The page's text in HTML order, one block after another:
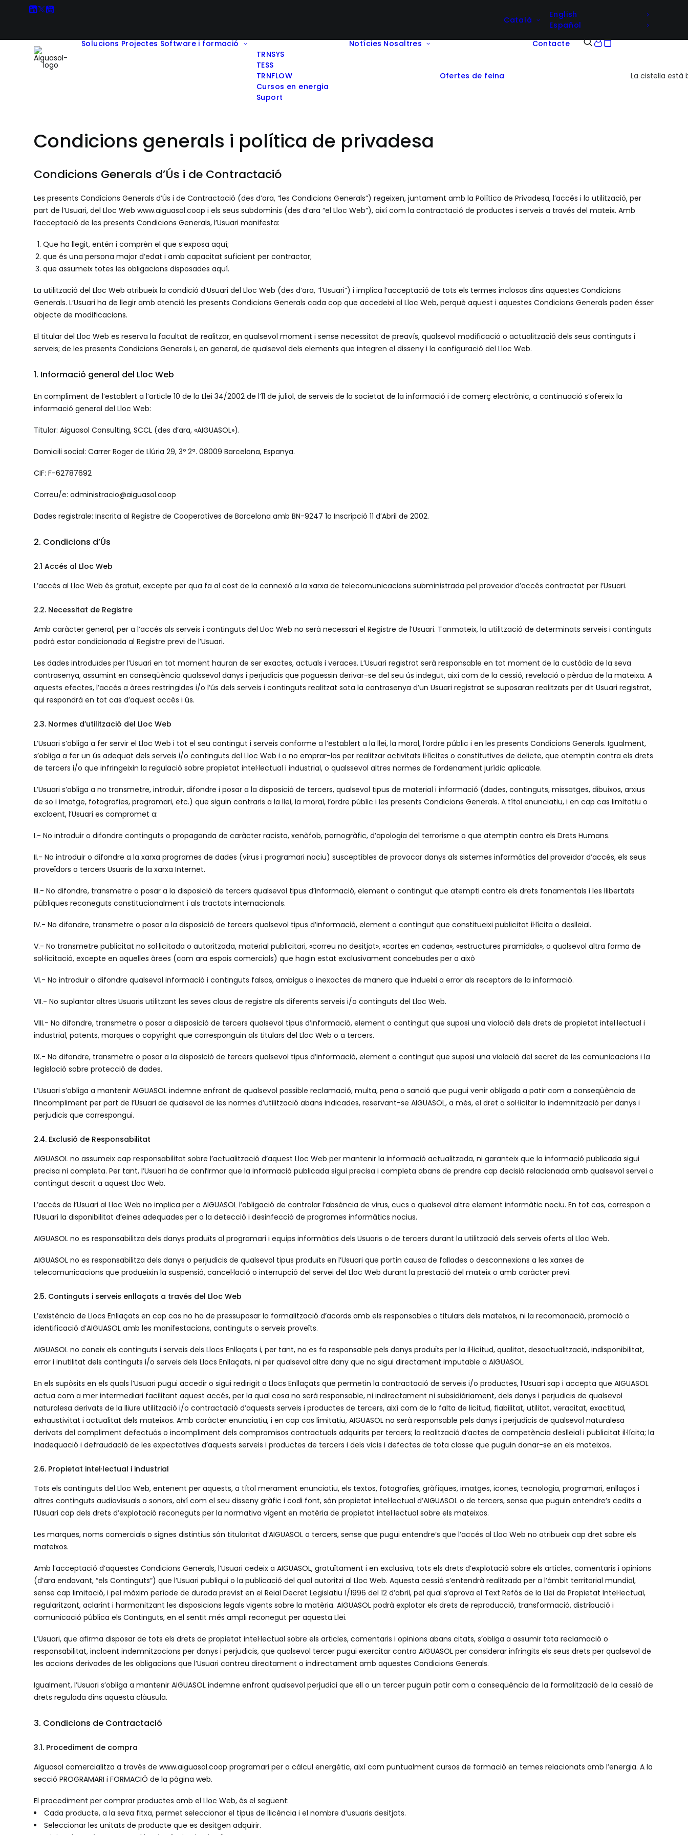
Català
English
Español
Solucions Projectes Software i formació
TRNSYS
TESS
TRNFLOW
Cursos en energia
Suport
Notícies Nosaltres
Ofertes de feina
Contacte
La cistella està
Condicions generals i política de privadesa
Condicions Generals d’Ús i de Contractació
Les presents Condicions Generals d’Ús i de Contractació (des d’ara, “les Condicions Generals”) regeixen, juntament amb la Política de Privadesa, l’accés i la utilització, per
part de l’Usuari, del Lloc Web www.aiguasol.coop i els seus subdominis (des d’ara “el Lloc Web”), així com la contractació de productes i serveis a través del mateix. Amb
l’acceptació de les presents Condicions Generals, l’Usuari manifesta:
Que ha llegit, entén i comprèn el que s’exposa aquí;
que és una persona major d’edat i amb capacitat suficient per contractar;
que assumeix totes les obligacions disposades aquí.
La utilització del Lloc Web atribueix la condició d’Usuari del Lloc Web (des d’ara, “l’Usuari”) i implica l’acceptació de tots els termes inclosos dins aquestes Condicions
Generals. L’Usuari ha de llegir amb atenció les presents Condicions Generals cada cop que accedeixi al Lloc Web, perquè aquest i aquestes Condicions Generals poden ésser
objecte de modificacions.
El titular del Lloc Web es reserva la facultat de realitzar, en qualsevol moment i sense necessitat de preavís, qualsevol modificació o actualització dels seus continguts i
serveis; de les presents Condicions Generals i, en general, de qualsevol dels elements que integren el disseny i la configuració del Lloc Web.
1. Informació general del Lloc Web
En compliment de l’establert a l’article 10 de la Llei 34/2002 de l’11 de juliol, de serveis de la societat de la informació i de comerç electrònic, a continuació s’ofereix la
informació general del Lloc Web:
Titular: Aiguasol Consulting, SCCL (des d’ara, «AIGUASOL»).
Domicili social: Carrer Roger de Llúria 29, 3º 2ª. 08009 Barcelona, Espanya.
CIF: F-62787692
Correu/e: administracio@aiguasol.coop
Dades registrale: Inscrita al Registre de Cooperatives de Barcelona amb BN-9247 1a Inscripció 11 d’Abril de 2002.
2. Condicions d’Ús
2.1 Accés al Lloc Web
L’accés al Lloc Web és gratuït, excepte per qua fa al cost de la connexió a la xarxa de telecomunicacions subministrada pel proveïdor d’accés contractat per l’Usuari.
2.2. Necessitat de Registre
Amb caràcter general, per a l’accés als serveis i continguts del Lloc Web no serà necessari el Registre de l’Usuari. Tanmateix, la utilització de determinats serveis i continguts
podrà estar condicionada al Registre previ de l’Usuari.
Les dades introduïdes per l’Usuari en tot moment hauran de ser exactes, actuals i veraces. L’Usuari registrat serà responsable en tot moment de la custòdia de la seva
contrasenya, assumint en conseqüència qualssevol danys i perjudicis que poguessin derivar-se del seu ús indegut, així com de la cessió, revelació o pèrdua de la mateixa. A
aquests efectes, l’accés a àrees restringides i/o l’ús dels serveis i continguts realitzat sota la contrasenya d’un Usuari registrat se suposaran realitzats per dit Usuari registrat,
qui respondrà en tot cas d’aquest accés i ús.
2.3. Normes d’utilització del Lloc Web
L’Usuari s’obliga a fer servir el Lloc Web i tot el seu contingut i serveis conforme a l’establert a la llei, la moral, l’ordre públic i en les presents Condicions Generals. Igualment,
s’obliga a fer un ús adequat dels serveis i/o continguts del Lloc Web i a no emprar-los per realitzar activitats il·lícites o constitutives de delicte, que atemptin contra els drets
de tercers i/o que infringeixin la regulació sobre propietat intel·lectual i industrial, o qualssevol altres normes de l’ordenament jurídic aplicable.
L’Usuari s’obliga a no transmetre, introduir, difondre i posar a la disposició de tercers, qualsevol tipus de material i informació (dades, continguts, missatges, dibuixos, arxius
de so i imatge, fotografies, programari, etc.) que siguin contraris a la llei, la moral, l’ordre públic i les presents Condicions Generals. A títol enunciatiu, i en cap cas limitatiu o
excloent, l’Usuari es compromet a:
I.- No introduir o difondre continguts o propaganda de caràcter racista, xenòfob, pornogràfic, d’apologia del terrorisme o que atemptin contra els Drets Humans.
II.- No introduir o difondre a la xarxa programes de dades (virus i programari nociu) susceptibles de provocar danys als sistemes informàtics del proveïdor d’accés, els seus
proveïdors o tercers Usuaris de la xarxa Internet.
III.- No difondre, transmetre o posar a la disposició de tercers qualsevol tipus d’informació, element o contingut que atempti contra els drets fonamentals i les llibertats
públiques reconeguts constitucionalment i als tractats internacionals.
IV.- No difondre, transmetre o posar a la disposició de tercers qualsevol tipus d’informació, element o contingut que constitueixi publicitat il·lícita o deslleial.
V.- No transmetre publicitat no sol·licitada o autoritzada, material publicitari, «correu no desitjat», «cartes en cadena», «estructures piramidals», o qualsevol altra forma de
sol·licitació, excepte en aquelles àrees (com ara espais comercials) que hagin estat exclusivament concebudes per a això
VI.- No introduir o difondre qualsevol informació i continguts falsos, ambigus o inexactes de manera que indueixi a error als receptors de la informació.
VII.- No suplantar altres Usuaris utilitzant les seves claus de registre als diferents serveis i/o continguts del Lloc Web.
VIII.- No difondre, transmetre o posar a disposició de tercers qualsevol tipus d’informació, element o contingut que suposi una violació dels drets de propietat intel·lectual i
industrial, patents, marques o copyright que corresponguin als titulars del Lloc Web o a tercers.
IX.- No difondre, transmetre o posar a la disposició de tercers qualsevol tipus d’informació, element o contingut que suposi una violació del secret de les comunicacions i la
legislació sobre protecció de dades.
L’Usuari s’obliga a mantenir AIGUASOL indemne enfront de qualsevol possible reclamació, multa, pena o sanció que pugui venir obligada a patir com a conseqüència de
l’incompliment per part de l’Usuari de qualsevol de les normes d’utilització abans indicades, reservant-se AIGUASOL, a més, el dret a sol·licitar la indemnització per danys i
perjudicis que correspongui.
2.4. Exclusió de Responsabilitat
AIGUASOL no assumeix cap responsabilitat sobre l’actualització d’aquest Lloc Web per mantenir la informació actualitzada, ni garanteix que la informació publicada sigui
precisa ni completa. Per tant, l’Usuari ha de confirmar que la informació publicada sigui precisa i completa abans de prendre cap decisió relacionada amb qualsevol servei o
contingut descrit a aquest Lloc Web.
L’accés de l’Usuari al Lloc Web no implica per a AIGUASOL l’obligació de controlar l’absència de virus, cucs o qualsevol altre element informàtic nociu. En tot cas, correspon a
l’Usuari la disponibilitat d’eines adequades per a la detecció i desinfecció de programes informàtics nocius.
AIGUASOL no es responsabilitza dels danys produïts al programari i equips informàtics dels Usuaris o de tercers durant la utilització dels serveis oferts al Lloc Web.
AIGUASOL no es responsabilitza dels danys o perjudicis de qualsevol tipus produïts en l’Usuari que portin causa de fallades o desconnexions a les xarxes de
telecomunicacions que produeixin la suspensió, cancel·lació o interrupció del servei del Lloc Web durant la prestació del mateix o amb caràcter previ.
2.5. Continguts i serveis enllaçats a través del Lloc Web
L’existència de Llocs Enllaçats en cap cas no ha de pressuposar la formalització d’acords amb els responsables o titulars dels mateixos, ni la recomanació, promoció o
identificació d’AIGUASOL amb les manifestacions, continguts o serveis proveïts.
AIGUASOL no coneix els continguts i serveis dels Llocs Enllaçats i, per tant, no es fa responsable pels danys produïts per la il·licitud, qualitat, desactualització, indisponibilitat,
error i inutilitat dels continguts i/o serveis dels Llocs Enllaçats, ni per qualsevol altre dany que no sigui directament imputable a AIGUASOL.
En els supòsits en els quals l’Usuari pugui accedir o sigui redirigit a Llocs Enllaçats que permetin la contractació de serveis i/o productes, l’Usuari sap i accepta que AIGUASOL
actua com a mer intermediari facilitant aquest accés, per la qual cosa no serà responsable, ni indirectament ni subsidiàriament, dels danys i perjudicis de qualsevol
naturalesa derivats de la lliure utilització i/o contractació d’aquests serveis i productes de tercers, així com de la falta de licitud, fiabilitat, utilitat, veracitat, exactitud,
exhaustivitat i actualitat dels mateixos. Amb caràcter enunciatiu, i en cap cas limitatiu, AIGUASOL no serà responsable pels danys i perjudicis de qualsevol naturalesa
derivats del compliment defectuós o incompliment dels compromisos contractuals adquirits per tercers; la realització d’actes de competència deslleial i publicitat il·lícita; la
inadequació i defraudació de les expectatives d’aquests serveis i productes de tercers i dels vicis i defectes de tota classe que puguin donar-se en els mateixos.
2.6. Propietat intel·lectual i industrial
Tots els continguts del Lloc Web, entenent per aquests, a títol merament enunciatiu, els textos, fotografies, gràfiques, imatges, icones, tecnologia, programari, enllaços i
altres continguts audiovisuals o sonors, així com el seu disseny gràfic i codi font, són propietat intel·lectual d’AIGUASOL o de tercers, sense que puguin entendre’s cedits a
l’Usuari cap dels drets d’explotació reconeguts per la normativa vigent en matèria de propietat intel·lectual sobre els mateixos.
Les marques, noms comercials o signes distintius són titularitat d’AIGUASOL o tercers, sense que pugui entendre’s que l’accés al Lloc Web no atribueix cap dret sobre els
mateixos.
Amb l’acceptació d’aquestes Condicions Generals, l’Usuari cedeix a AIGUASOL, gratuïtament i en exclusiva, tots els drets d’explotació sobre els articles, comentaris i opinions
(d’ara endavant, “els Continguts”) que l’Usuari publiqui o la publicació del qual autoritzi al Lloc Web. Aquesta cessió s’entendrà realitzada per a l’àmbit territorial mundial,
sense cap limitació, i pel màxim període de durada previst en el Reial Decret Legislatiu 1/1996 del 12 d’abril, pel qual s’aprova el Text Refós de la Llei de Propietat Intel·lectual,
regularitzant, aclarint i harmonitzant les disposicions legals vigents sobre la matèria. AIGUASOL podrà explotar els drets de reproducció, transformació, distribució i
comunicació pública els Continguts, en el sentit més ampli reconegut per aquesta Llei.
L’Usuari, que afirma disposar de tots els drets de propietat intel·lectual sobre els articles, comentaris i opinions abans citats, s’obliga a assumir tota reclamació o
responsabilitat, incloent indemnitzacions per danys i perjudicis, que qualsevol tercer pugui exercitar contra AIGUASOL per considerar infringits els seus drets per qualsevol de
les accions derivades de les obligacions que l’Usuari contreu directament o indirectament amb aquestes Condicions Generals.
Igualment, l’Usuari s’obliga a mantenir AIGUASOL indemne enfront qualsevol perjudici que ell o un tercer puguin patir com a conseqüència de la formalització de la cessió de
drets regulada dins aquesta clàusula.
3. Condicions de Contractació
3.1. Procediment de compra
Aiguasol comercialitza a través de www.aiguasol.coop programari per a càlcul energètic, així com puntualment cursos de formació en temes relacionats amb l’energia. A la
secció PROGRAMARI i FORMACIÓ de la pàgina web.
El procediment per comprar productes amb el Lloc Web, és el següent:
Cada producte, a la seva fitxa, permet seleccionar el tipus de llicència i el nombre d’usuaris desitjats.
Seleccionar les unitats de producte que es desitgen adquirir.